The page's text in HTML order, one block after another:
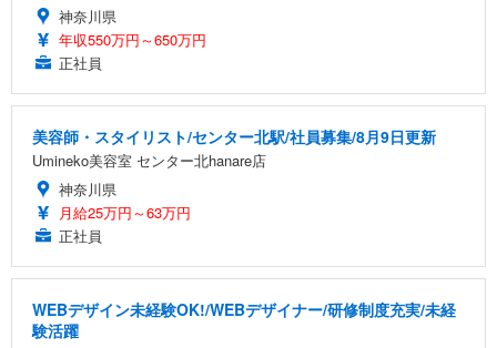
神奈川県
年収550万円～650万円
正社員
美容師・スタイリスト/センター北駅/社員募集/8月9日更新
Umineko美容室 センター北hanare店
神奈川県
月給25万円～63万円
正社員
WEBデザイン未経験OK!/WEBデザイナー/研修制度充実/未経
験活躍